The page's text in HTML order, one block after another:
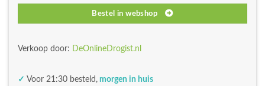
Bestel in webshop
Verkoop door: DeOnlineDrogist.nl
✓ Voor 21:30 besteld, morgen in huis